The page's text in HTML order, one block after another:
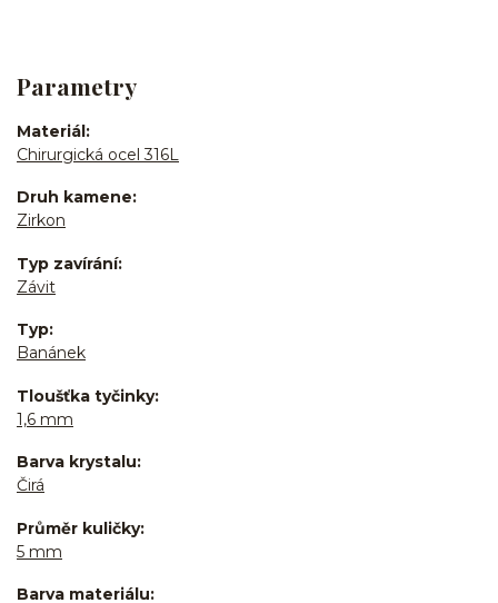
Parametry
Materiál
Chirurgická ocel 316L
Druh kamene
Zirkon
Typ zavírání
Závit
Typ
Banánek
Tloušťka tyčinky
1,6 mm
Barva krystalu
Čirá
Průměr kuličky
5 mm
Barva materiálu